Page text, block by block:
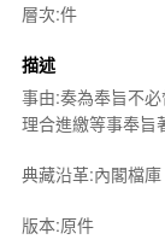
層次:件
描述
事由:奏為奉旨不
理合進繳等事奉旨
典藏沿革:內閣檔庫
版本:原件